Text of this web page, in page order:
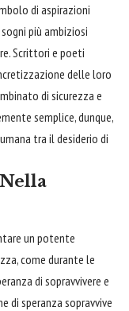
di aspirazioni
più ambiziosi
. Scrittori e poeti
delle loro
di sicurezza e
semplice, dunque,
tra il desiderio di
un potente
come durante le
di sopravvivere e
di speranza sopravvive